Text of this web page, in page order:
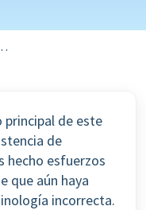
principal de este
de
hecho esfuerzos
que aún haya
incorrecta.